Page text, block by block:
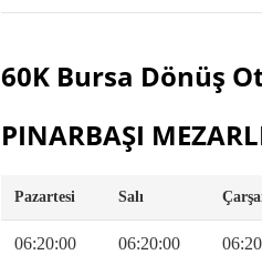
60K Bursa Dönüş
PINARBAŞI
Pazartesi Salı
06:20:00 06:20:00